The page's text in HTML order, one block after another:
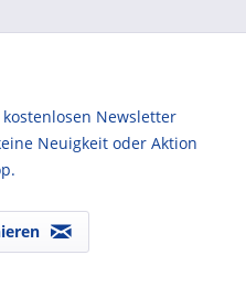
Newsletter
Neuigkeit oder Aktion